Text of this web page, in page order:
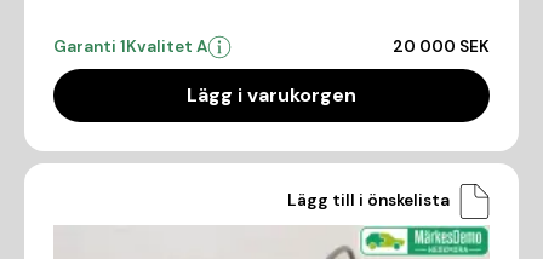
Garanti 1Kvalitet A 20 000 SEK
Lägg i varukorgen
Lägg till i önskelista